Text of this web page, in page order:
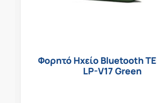
Φορητό Ηχείο Bluetooth
LP-V17 Green